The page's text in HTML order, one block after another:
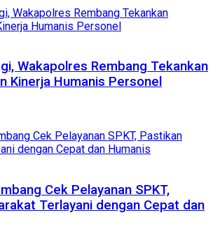
Wakapolres Rembang Tekankan
Kinerja Humanis Personel
Cek Pelayanan SPKT,
Terlayani dengan Cepat dan